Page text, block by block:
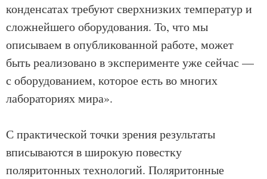
конденсатах требуют сверхнизких температур и
сложнейшего оборудования. То, что мы
описываем в опубликованной работе, может
быть реализовано в эксперименте уже сейчас —
с оборудованием, которое есть во многих
лабораториях мира».
С практической точки зрения результаты
вписываются в широкую повестку
поляритонных технологий. Поляритонные